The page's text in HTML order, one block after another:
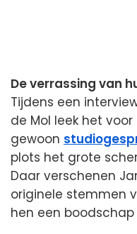
De verrassing van
Tijdens een
de Mol leek het
gewoon
plots het grote
Daar verschenen
originele stemmen
hen een